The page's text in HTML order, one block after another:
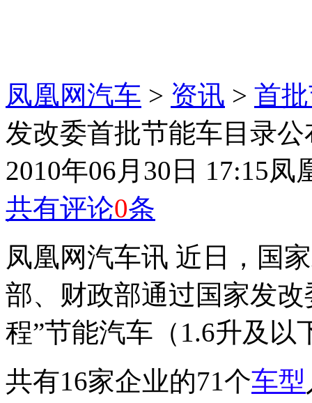
凤凰网汽车 > 资讯 > 首
发改委首批节能车目录
2010年06月30日 17:15凤
共有评论0条
凤凰网汽车讯 近日，国
部、财政部通过国家发
程”节能汽车（1.6升及以
共有16家企业的71个车型